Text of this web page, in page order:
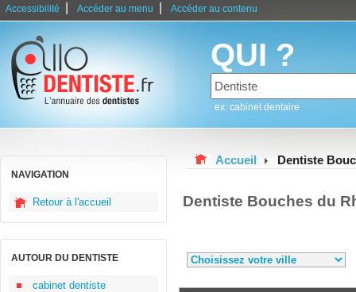
Accessibilité Accéder au menu Accéder au contenu
QUI ?
ex: cabinet dentaire
NAVIGATION
Retour à l'accueil
AUTOUR DU DENTISTE
cabinet dentiste
Accueil Dentiste
Dentiste Bouches du